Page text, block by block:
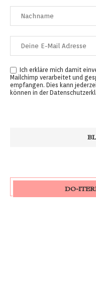
Ich erkläre mich damit
Mailchimp verarbeitet und
empfangen. Dies kann
können in der
DO-